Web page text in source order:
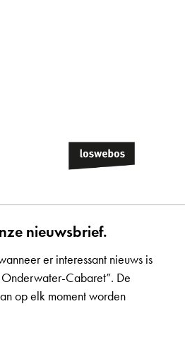
nieuwsbrief.
er interessant nieuws is
Cabaret”. De
op elk moment worden